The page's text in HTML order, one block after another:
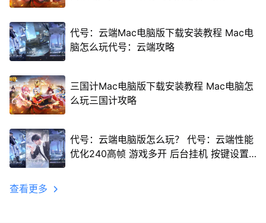
代号：云端Mac电脑版下载安装教程 Mac电
脑怎么玩代号：云端攻略
三国计Mac电脑版下载安装教程 Mac电脑怎
么玩三国计攻略
代号：云端电脑版怎么玩？ 代号：云端性能
优化240高帧 游戏多开 后台挂机 按键设置
查看更多